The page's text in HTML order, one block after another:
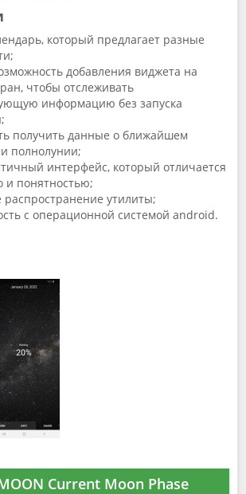
который предлагает разные
добавления виджета на
чтобы отслеживать
информацию без запуска
получить данные о ближайшем
полнолунии;
интерфейс, который отличается
и понятностью;
распространение утилиты;
с операционной системой android.
Current Moon Phase